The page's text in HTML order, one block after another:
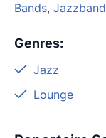
Bands, Jazzband
Genres:
Jazz
Lounge